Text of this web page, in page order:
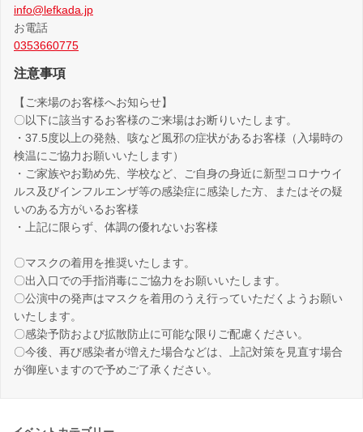
info@lefkada.jp
お電話
0353660775
注意事項
【ご来場のお客様へお知らせ】
〇以下に該当するお客様のご来場はお断りいたします。
・37.5度以上の発熱、咳など風邪の症状があるお客様（入場時の
検温にご協力お願いいたします）
・ご家族やお勤め先、学校など、ご自身の身近に新型コロナウイ
ルス及びインフルエンザ等の感染症に感染した方、またはその疑
いのある方がいるお客様
・上記に限らず、体調の優れないお客様
〇マスクの着用を推奨いたします。
〇出入口での手指消毒にご協力をお願いいたします。
〇公演中の発声はマスクを着用のうえ行っていただくようお願い
いたします。
〇感染予防および拡散防止に可能な限りご配慮ください。
〇今後、再び感染者が増えた場合などは、上記対策を見直す場合
が御座いますので予めご了承ください。